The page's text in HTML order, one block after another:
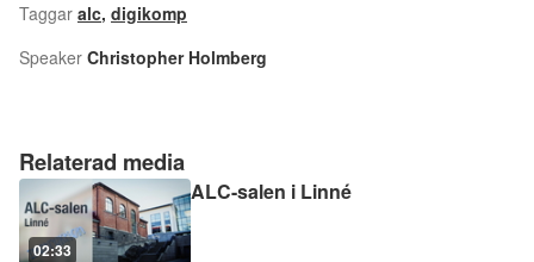
Relaterad media
02:33
ALC-salen i Linné
Taggar alc, digikomp
Speaker Christopher Holmberg